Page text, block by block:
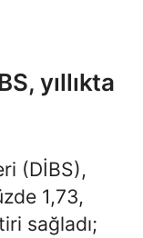
yıllıkta
(DİBS),
1,73,
sağladı;